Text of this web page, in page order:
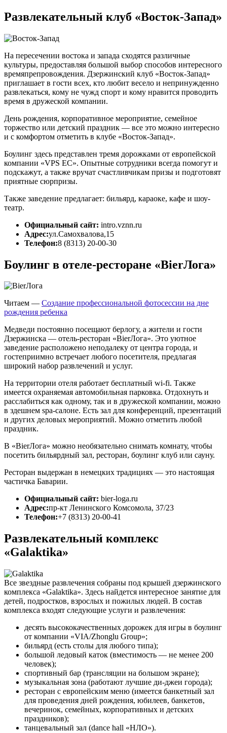
Развлекательный клуб «Восток-Запад»
На пересечении востока и запада сходятся различные
культуры, предоставляя большой выбор способов интересного
времяпрепровождения. Дзержинский клуб «Восток-Запад»
приглашает в гости всех, кто любит весело и непринужденно
развлекаться, кому не чужд спорт и кому нравится проводить
время в дружеской компании.
День рождения, корпоративное мероприятие, семейное
торжество или детский праздник — все это можно интересно
и с комфортом отметить в клубе «Восток-Запад».
Боулинг здесь представлен тремя дорожками от европейской
компании «VPS EC». Опытные сотрудники всегда помогут и
подскажут, а также вручат счастливчикам призы и подготовят
приятные сюрпризы.
Также заведение предлагает: бильярд, караоке, кафе и шоу-
театр.
Официальный сайт: intro.vznn.ru
Адрес:ул.Самохвалова,15
Телефон:8 (8313) 20-00-30
Боулинг в отеле-ресторане «BierЛога»
Читаем — Создание профессиональной фотосессии на дне
рождения ребенка
Медведи постоянно посещают берлогу, а жители и гости
Дзержинска — отель-ресторан «BierЛога». Это уютное
заведение расположено неподалеку от центра города, и
гостеприимно встречает любого посетителя, предлагая
широкий набор развлечений и услуг.
На территории отеля работает бесплатный wi-fi. Также
имеется охраняемая автомобильная парковка. Отдохнуть и
расслабиться как одному, так и в дружеской компании, можно
в здешнем spa-салоне. Есть зал для конференций, презентаций
и других деловых мероприятий. Можно отметить любой
праздник.
В «BierЛога» можно необязательно снимать комнату, чтобы
посетить бильярдный зал, ресторан, боулинг клуб или сауну.
Ресторан выдержан в немецких традициях — это настоящая
частичка Баварии.
Официальный сайт: bier-loga.ru
Адрес:пр-кт Ленинского Комсомола, 37/23
Телефон:+7 (8313) 20-00-41
Развлекательный комплекс
«Galaktika»
Все звездные развлечения собраны под крышей дзержинского
комплекса «Galaktika». Здесь найдется интересное занятие для
детей, подростков, взрослых и пожилых людей. В состав
комплекса входят следующие услуги и развлечения:
десять высококачественных дорожек для игры в боулинг
от компании «VIA/Zhonglu Group»;
бильярд (есть столы для любого типа);
большой ледовый каток (вместимость — не менее 200
человек);
спортивный бар (трансляции на большом экране);
музыкальная зона (работают лучшие ди-джеи города);
ресторан с европейским меню (имеется банкетный зал
для проведения дней рождения, юбилеев, банкетов,
вечеринок, семейных, корпоративных и детских
праздников);
танцевальный зал (dance hall «НЛО»).